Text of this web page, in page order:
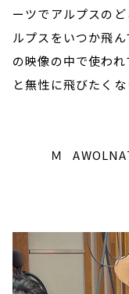
ーツでアルプスの
ルプスをいつか飛
の映像の中で使わ
と無性に飛びたくな
Ｍ